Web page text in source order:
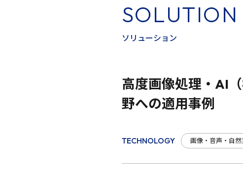
SOLUTION
ソ リ ューショ ン
高度画像処理・AI
野への適用事例
TECHNOLOGY 画像・音声・自